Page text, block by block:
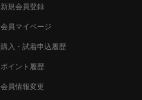
新規会員登録
会員マイページ
購入・試着申込履歴
ポイント履歴
会員情報変更